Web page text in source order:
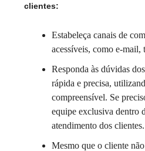
clientes:
Estabeleça canais de
acessíveis, como e-
Responda às dúvidas
rápida e precisa,
compreensível. Se
equipe exclusiva dentro
atendimento dos clientes.
Mesmo que o cliente